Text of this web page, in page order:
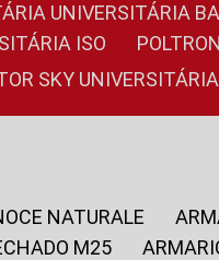
UNIVERSITÁRIA
ISO
SKY
NATURALE
M25